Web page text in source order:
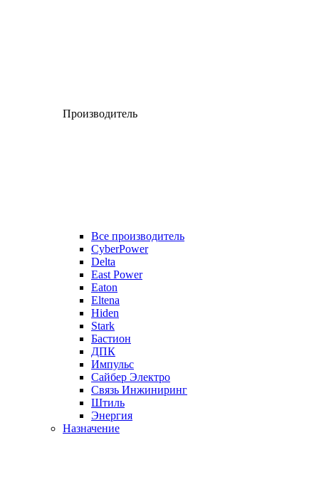
Производитель
Все производитель
CyberPower
Delta
East Power
Eaton
Eltena
Hiden
Stark
Бастион
ДПК
Импульс
Сайбер Электро
Связь Инжиниринг
Штиль
Энергия
Назначение